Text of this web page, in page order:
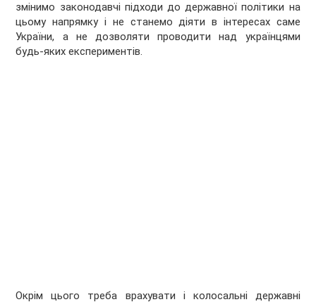
змінимо законодавчі підходи до державної політики на
цьому напрямку і не станемо діяти в інтересах саме
України, а не дозволяти проводити над українцями
будь-яких експериментів.
Окрім цього треба врахувати і колосальні державні